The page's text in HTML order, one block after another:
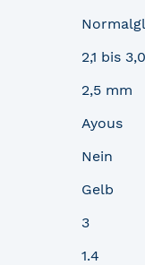
2,1 bis
2,5 mm
Ayous
Nein
Gelb
3
1.4